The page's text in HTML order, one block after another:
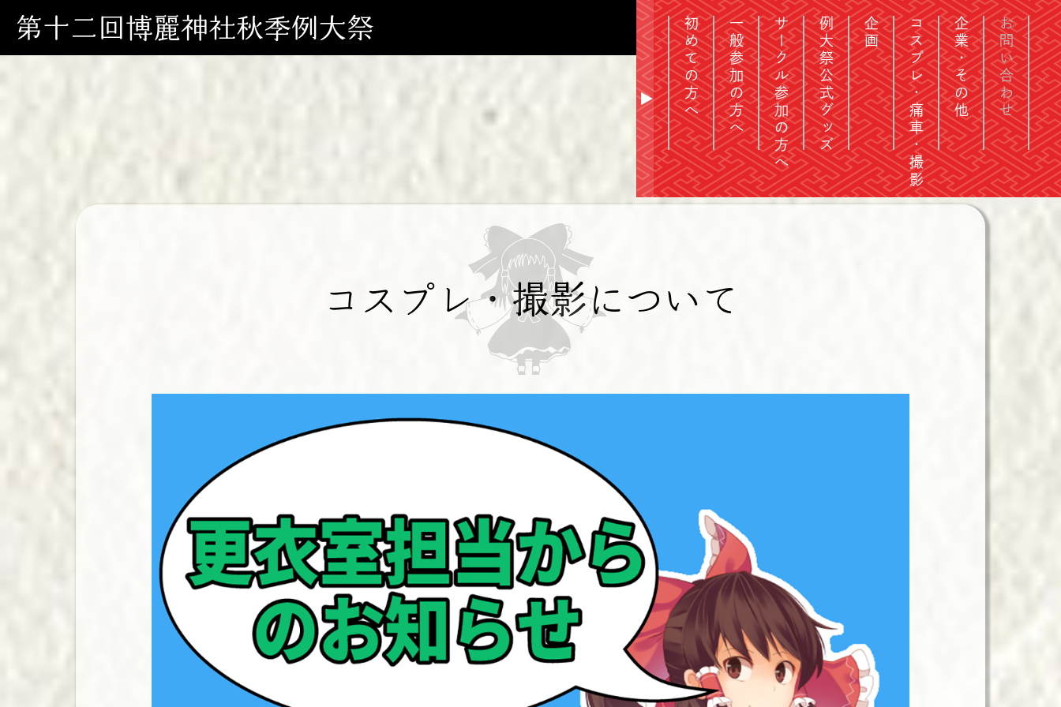
第十二回博麗神社秋季例大祭
▲ 初めての方へ 一般参加の方へ サークル参加の方へ 例大祭公式グッズ 企画 コスプレ・痛車・撮影 企業・その他 お問い合わせ
コスプレ・撮影について